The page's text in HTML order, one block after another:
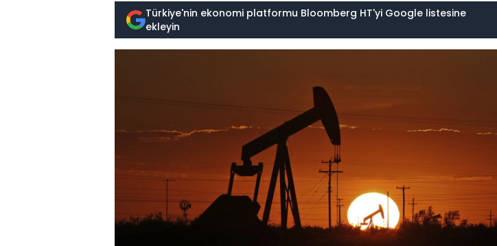
Türkiye'nin ekonomi platformu Bloomberg HT'yi Google listesine
ekleyin